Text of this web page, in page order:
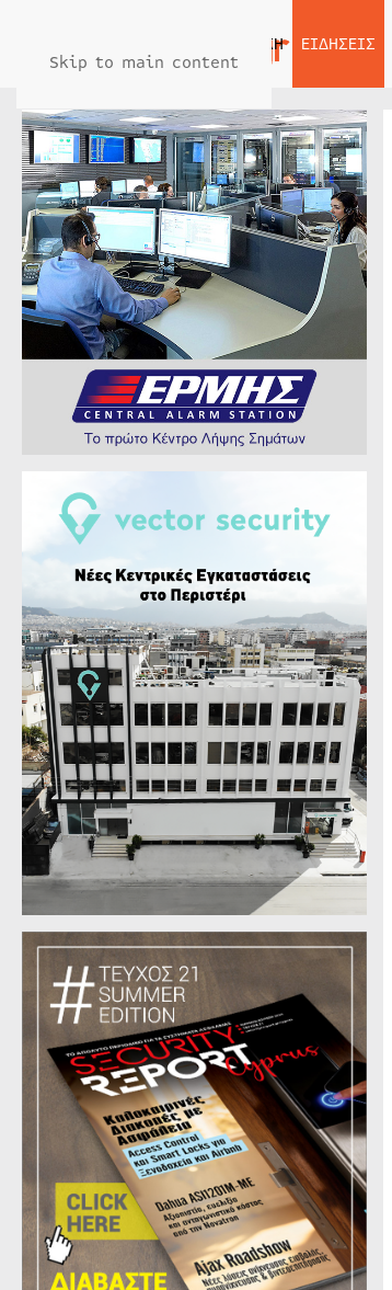
Skip to main content
ΑΡΧΙΚΗ ΕΙΔΗΣΕΙΣ